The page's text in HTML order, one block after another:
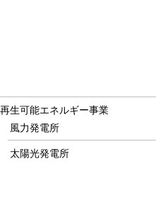
再生可能エネルギー事業
風力発電所
太陽光発電所